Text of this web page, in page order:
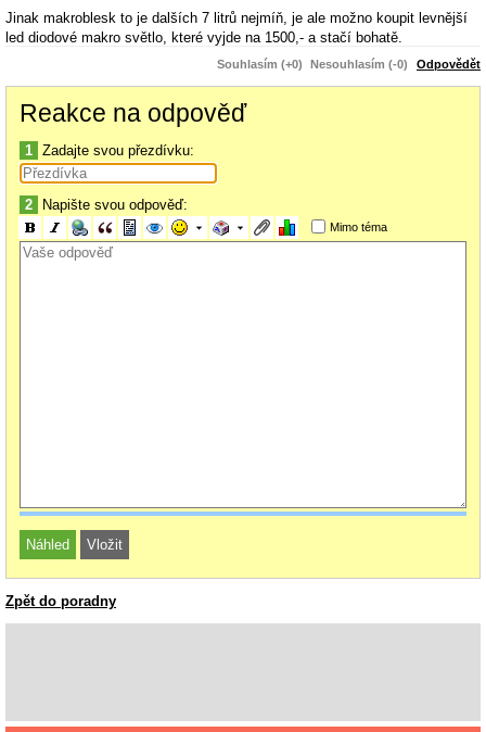
Jinak makroblesk to je dalších 7 litrů nejmíň, je ale možno koupit levnější
led diodové makro světlo, které vyjde na 1500,- a stačí bohatě.
Souhlasím (+0) Nesouhlasím (-0) Odpovědět
Reakce na odpověď
1 Zadajte svou přezdívku:
2 Napište svou odpověď:
Mimo téma
Zpět do poradny